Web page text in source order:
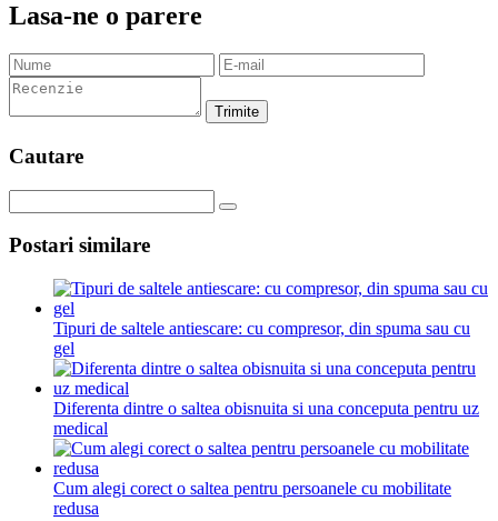
Lasa-ne o parere
Trimite
Cautare
Postari similare
Tipuri de saltele antiescare: cu compresor, din spuma sau cu
gel
Diferenta dintre o saltea obisnuita si una conceputa pentru uz
medical
Cum alegi corect o saltea pentru persoanele cu mobilitate
redusa